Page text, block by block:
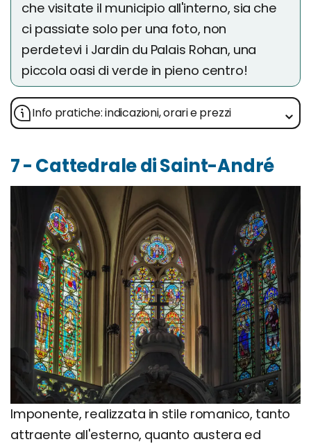
che visitate il municipio all'interno, sia che
ci passiate solo per una foto, non
perdetevi i Jardin du Palais Rohan, una
piccola oasi di verde in pieno centro!
Info pratiche: indicazioni, orari e prezzi
7 - Cattedrale di Saint-André
Imponente, realizzata in stile romanico, tanto
attraente all'esterno, quanto austera ed